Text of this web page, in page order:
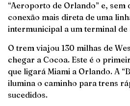
“Aeroporto de Orlando” e,
conexão mais direta de uma
intermunicipal a um terminal
O trem viajou 130 milhas de
chegar a Cocoa. Este é o
que ligará Miami a Orlando. A
ilumina o caminho para trens
sucedidos.